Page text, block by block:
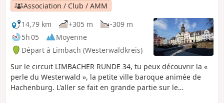
Association / Club / AMM
14,79 km
+305 m
-309 m
5h 05
Moyenne
Départ à Limbach (Westerwaldkreis)
Sur le circuit LIMBACHER RUNDE 34, tu peux découvrir la «
perle du Westerwald », la petite ville baroque animée de
Hachenburg. L'aller se fait en grande partie sur le